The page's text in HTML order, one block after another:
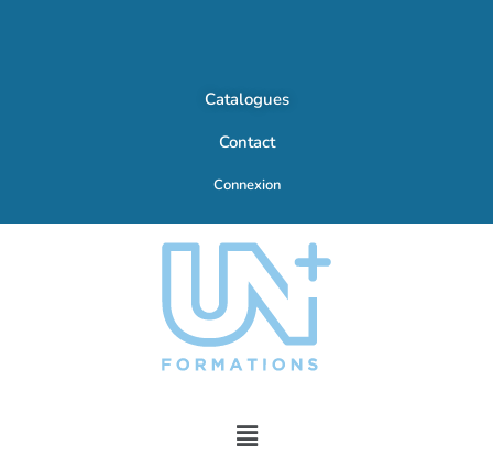
Catalogues
Contact
Connexion